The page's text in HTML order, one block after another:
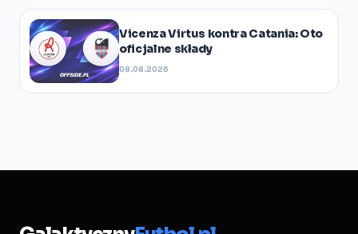
Vicenza Virtus kontra Catania: Oto
oficjalne składy
08.08.2026